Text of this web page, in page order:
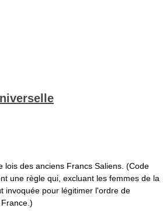
lois des anciens Francs Saliens. (Code
une règle qui, excluant les femmes de la
invoquée pour légitimer l'ordre de